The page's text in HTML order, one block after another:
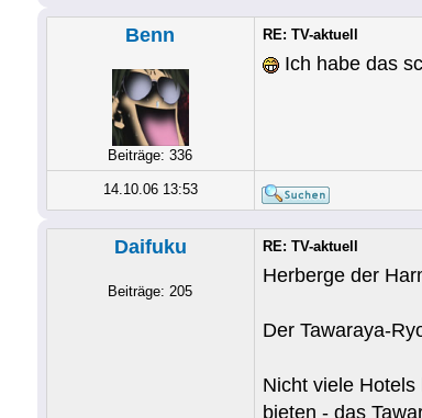
Benn
Beiträge: 336
RE: TV-aktuell
Ich habe das
14.10.06 13:53
Daifuku
Beiträge: 205
RE: TV-aktuell
Herberge der
Der Tawaraya-
Nicht viele
bieten - das